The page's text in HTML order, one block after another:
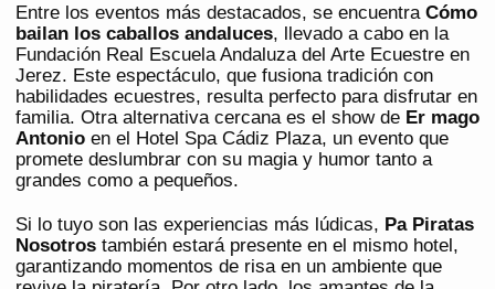
Entre los eventos más destacados, se encuentra Cómo
bailan los caballos andaluces, llevado a cabo en la
Fundación Real Escuela Andaluza del Arte Ecuestre en
Jerez. Este espectáculo, que fusiona tradición con
habilidades ecuestres, resulta perfecto para disfrutar en
familia. Otra alternativa cercana es el show de Er mago
Antonio en el Hotel Spa Cádiz Plaza, un evento que
promete deslumbrar con su magia y humor tanto a
grandes como a pequeños.
Si lo tuyo son las experiencias más lúdicas, Pa Piratas
Nosotros también estará presente en el mismo hotel,
garantizando momentos de risa en un ambiente que